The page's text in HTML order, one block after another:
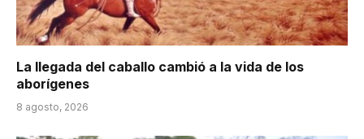
La llegada del caballo cambió a la vida de los
aborígenes
8 agosto, 2026